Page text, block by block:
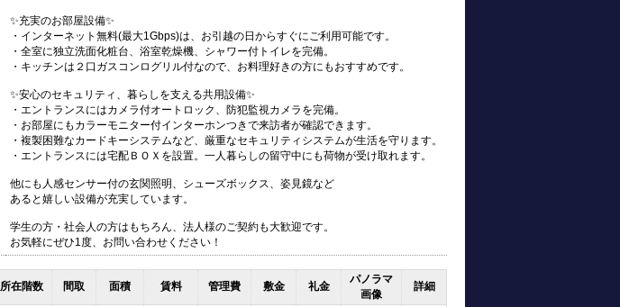
✨充実のお部屋設備✨
・インターネット無料(最大1Gbps)は、お引越の日からすぐにご利用可能です。
・全室に独立洗面化粧台、浴室乾燥機、シャワー付トイレを完備。
・キッチンは２口ガスコンログリル付なので、お料理好きの方にもおすすめです。
✨安心のセキュリティ、暮らしを支える共用設備✨
・エントランスにはカメラ付オートロック、防犯監視カメラを完備。
・お部屋にもカラーモニター付インターホンつきで来訪者が確認できます。
・複製困難なカードキーシステムなど、厳重なセキュリティシステムが生活を守ります。
・エントランスには宅配ＢＯＸを設置。一人暮らしの留守中にも荷物が受け取れます。
他にも人感センサー付の玄関照明、シューズボックス、姿見鏡など
あると嬉しい設備が充実しています。
学生の方・社会人の方はもちろん、法人様のご契約も大歓迎です。
お気軽にぜひ1度、お問い合わせください！
所在階数 間取 面積 賃料 管理費 敷金 礼金
パノラマ
画像
詳細